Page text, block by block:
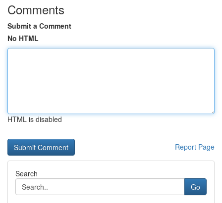
Comments
Submit a Comment
No HTML
HTML is disabled
Report Page
Search
Go